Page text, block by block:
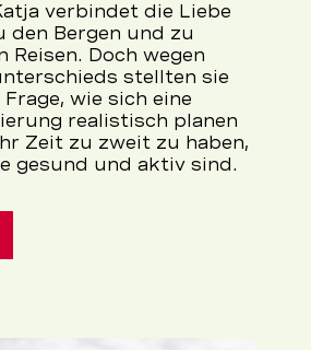
verbindet die Liebe
den Bergen und zu
Reisen. Doch wegen
stellten sie
wie sich eine
realistisch planen
Zeit zu zweit zu haben,
gesund und aktiv sind.